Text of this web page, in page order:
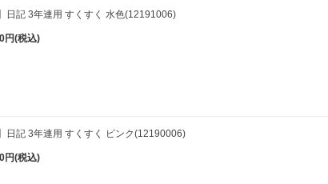
日記 3年連用 すくすく 水色(12191006)
円(税込)
日記 3年連用 すくすく ピンク(12190006)
円(税込)